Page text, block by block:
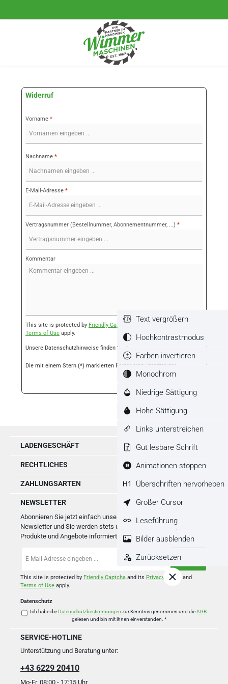
Widerruf
Vorname *
Nachname *
E-Mail-Adresse *
Vertragsnummer (Bestellnummer, Abonnementnummer, ...) *
Kommentar
This site is protected by Friendly Captcha Privacy Policy
Terms of Use apply.
Unsere Datenschutzhinweise finden Sie hier
Die mit einem Stern (*) markierten Felder sind Pflichtfelder.
Widerruf bestätigen
LADENGESCHÄFT
RECHTLICHES
ZAHLUNGSARTEN
NEWSLETTER
Abonnieren Sie jetzt einfach unseren regelmäßig erscheinenden
Newsletter und Sie werden stets unter den Ersten sein, über neue
Produkte und Angebote informiert werden.
Mail-
*
This site is protected by Friendly Captcha and its Privacy Policy
and
Terms of Use apply.
Datenschutz
Ich habe dieDatenschutzbestimmungen zur Kenntnis genommen und dieAGB
gelesen und bin mit ihnen einverstanden. *
SERVICE-HOTLINE
Unterstützung und Beratung unter:
+43 6229 20410
Mo-Fr, 08:00 - 17:15 Uhr
Text vergrößern
Hochkontrastmodus
Farben invertieren
Monochrom
Niedrige Sättigung
Hohe Sättigung
Links unterstreichen
Gut lesbare Schrift
Animationen stoppen
Überschriften hervorheben
Großer Cursor
Leseführung
Bilder ausblenden
Zurücksetzen